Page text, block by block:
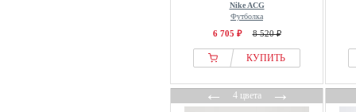
Nike ACG
Футболка
6 705 ₽ 8 520 ₽
КУПИТЬ
←4 цвета→